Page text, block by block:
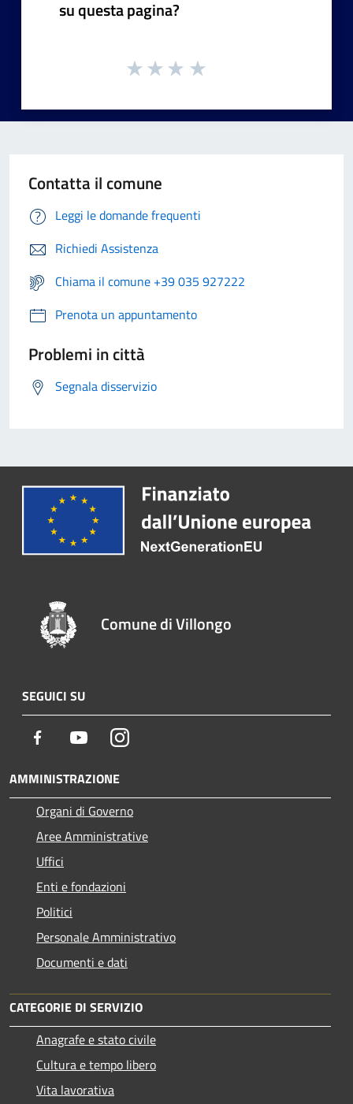
su questa pagina?
Contatta il comune
Leggi le domande frequenti
Richiedi Assistenza
Chiama il comune +39 035 927222
Prenota un appuntamento
Problemi in città
Segnala disservizio
Comune di Villongo
SEGUICI SU
Facebook YoutubeInstagram
AMMINISTRAZIONE
Organi di Governo
Aree Amministrative
Uffici
Enti e fondazioni
Politici
Personale Amministrativo
Documenti e dati
CATEGORIE DI SERVIZIO
Anagrafe e stato civile
Cultura e tempo libero
Vita lavorativa